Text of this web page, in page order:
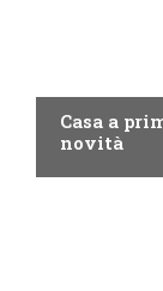
Casa a
novità